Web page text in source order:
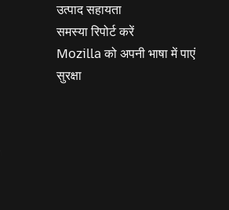
उत्पाद सहायता
समस्या रिपोर्ट करें
Mozilla को अपनी भाषा में पाएं
सुरक्षा